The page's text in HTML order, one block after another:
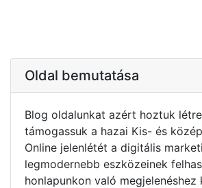
Oldal bemutatása
Blog oldalunkat azért hoztuk
támogassuk a hazai Kis- és
Online jelenlétét a digitális
legmodernebb eszközeinek
honlapunkon való megjelenéshez